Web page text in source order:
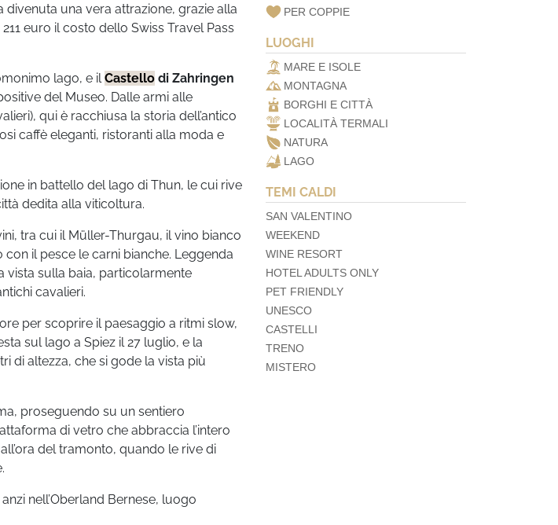
una vera attrazione, grazie alla
euro il costo dello Swiss Travel Pass
lago, e il Castello di Zahringen
del Museo. Dalle armi alle
qui è racchiusa la storia dell’antico
caffè eleganti, ristoranti alla moda e
in battello del lago di Thun, le cui rive
dedita alla viticoltura.
tra cui il Müller-Thurgau, il vino bianco
il pesce le carni bianche. Leggenda
vista sulla baia, particolarmente
cavalieri.
per scoprire il paesaggio a ritmi slow,
sul lago a Spiez il 27 luglio, e la
di altezza, che si gode la vista più
proseguendo su un sentiero
di vetro che abbraccia l’intero
del tramonto, quando le rive di
nell’Oberland Bernese, luogo
PER COPPIE
LUOGHI
MARE E ISOLE
MONTAGNA
BORGHI E CITTÀ
LOCALITÀ TERMALI
NATURA
LAGO
TEMI CALDI
SAN VALENTINO
WEEKEND
WINE RESORT
HOTEL ADULTS ONLY
PET FRIENDLY
UNESCO
CASTELLI
TRENO
MISTERO